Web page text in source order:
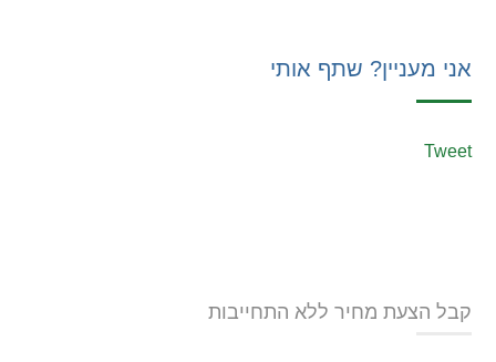
אני מעניין? שתף אותי
Tweet
קבל הצעת מחיר ללא התחייבות